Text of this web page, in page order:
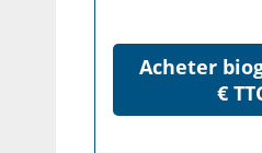
Acheter
€